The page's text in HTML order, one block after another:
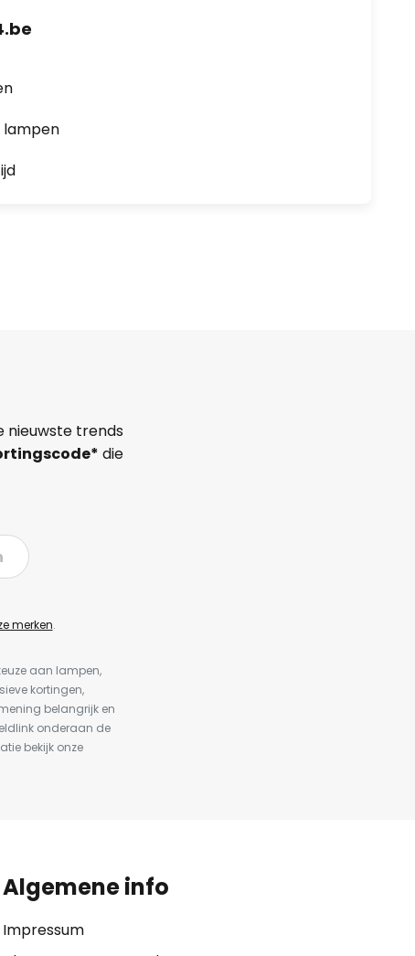
lampen
nieuwste trends
die
merken.
aan lampen,
kortingen,
belangrijk en
onderaan de
bekijk onze
Algemene info
Impressum